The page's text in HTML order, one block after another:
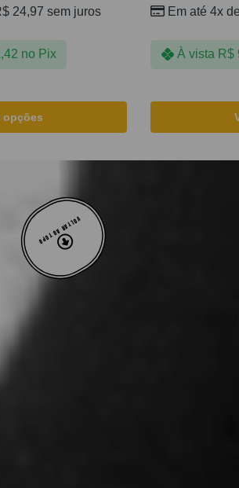
24,97 sem juros
no Pix
opções
Em até 4x
À vista R$
VOLTAR AO TOPO